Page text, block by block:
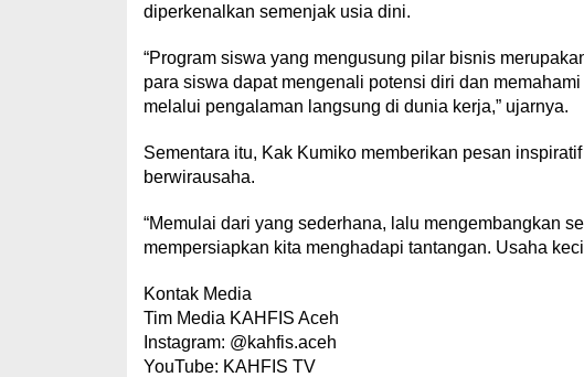
diperkenalkan semenjak usia dini.
“Program siswa yang mengusung pilar bisnis
para siswa dapat mengenali potensi diri dan
melalui pengalaman langsung di dunia kerja,” ujarnya.
Sementara itu, Kak Kumiko memberikan pesan
berwirausaha.
“Memulai dari yang sederhana, lalu mengembangkan
mempersiapkan kita menghadapi tantangan. Usaha
Kontak Media
Tim Media KAHFIS Aceh
Instagram: @kahfis.aceh
YouTube: KAHFIS TV